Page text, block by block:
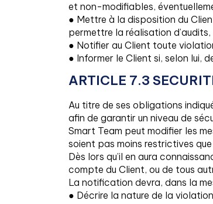
et non-modifiables,
● Mettre à la disposition du
permettre la réalisation
● Notifier au Client toute
● Informer le Client si, selon lui,
ARTICLE 7.3
Au titre de ses obligations
afin de garantir un niveau de
Smart Team peut modifier les
soient pas moins restrictives
Dès lors qu’il en aura
compte du Client, ou de tous
La notification devra, dans la
● Décrire la nature de la